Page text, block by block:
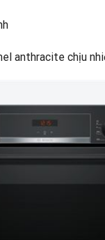
anthracite chịu